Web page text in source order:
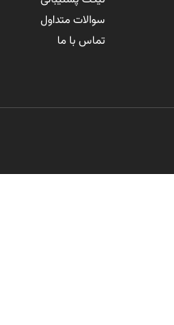
سوالات متداول
تماس با ما